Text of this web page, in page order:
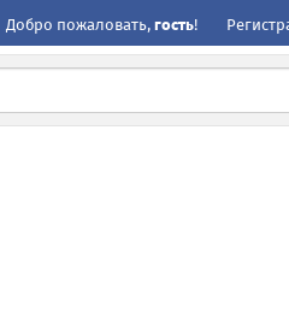
Добро пожаловать, гость!